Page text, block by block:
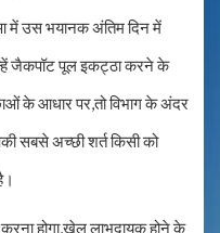
में उस भयानक अंतिम दिन में
जैकपॉट पूल इकट्ठा करने के
के आधार पर,तो विभाग के अंदर
सबसे अच्छी शर्त किसी को
करना होगा,खेल लाभदायक होने के